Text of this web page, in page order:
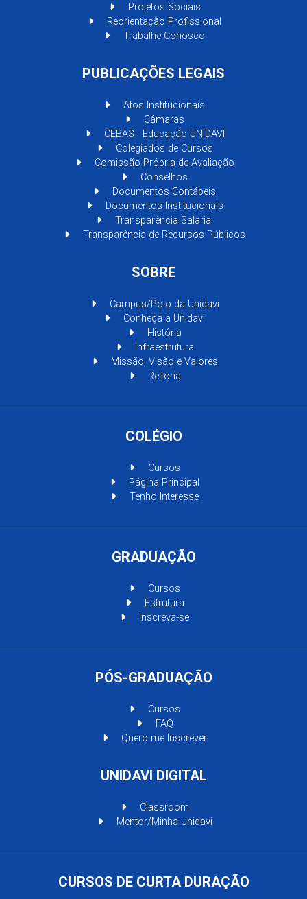
Projetos Sociais
Reorientação Profissional
Trabalhe Conosco
PUBLICAÇÕES LEGAIS
Atos Institucionais
Câmaras
CEBAS - Educação UNIDAVI
Colegiados de Cursos
Comissão Própria de Avaliação
Conselhos
Documentos Contábeis
Documentos Institucionais
Transparência Salarial
Transparência de Recursos Públicos
SOBRE
Campus/Polo da Unidavi
Conheça a Unidavi
História
Infraestrutura
Missão, Visão e Valores
Reitoria
COLÉGIO
Cursos
Página Principal
Tenho Interesse
GRADUAÇÃO
Cursos
Estrutura
Inscreva-se
PÓS-GRADUAÇÃO
Cursos
FAQ
Quero me Inscrever
UNIDAVI DIGITAL
Classroom
Mentor/Minha Unidavi
CURSOS DE CURTA DURAÇÃO